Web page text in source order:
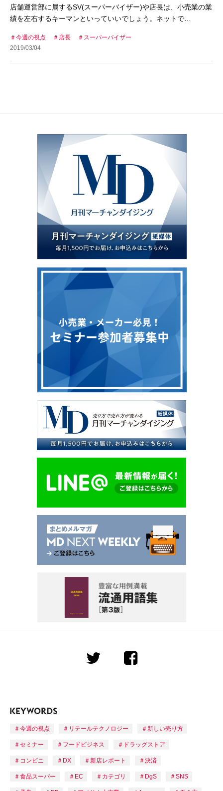
店舗運営部に属するSV(スーパーバイザー)や店長は、小売業の業
績を左右するキーマンといっていいでしょう。ネットで…
今週の視点 店長
スーパーバイザー
2019/03/04
今週の視点 リテールテクノロジー 新しい売り方
セミナー フードビジネス ドラッグストア
コンビニ DX 新店レポート 決済
食品スーパー EC カテゴリ DgS SNS